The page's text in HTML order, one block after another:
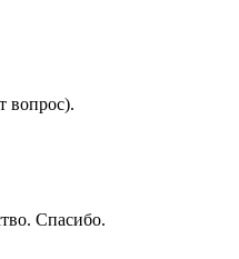
вопрос).
Спасибо.